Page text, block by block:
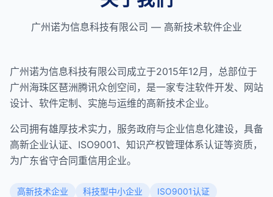
广州诺为信息科技有限公司 — 高新技术软件企业
广州诺为信息科技有限公司成立于2015年12月，总部位于
广州海珠区琶洲腾讯众创空间，是一家专注软件开发、网站
设计、软件定制、实施与运维的高新技术企业。
公司拥有雄厚技术实力，服务政府与企业信息化建设，具备
高新企业认证、ISO9001、知识产权管理体系认证等资质，
为广东省守合同重信用企业。
高新技术企业 科技型中小企业
ISO9001认证